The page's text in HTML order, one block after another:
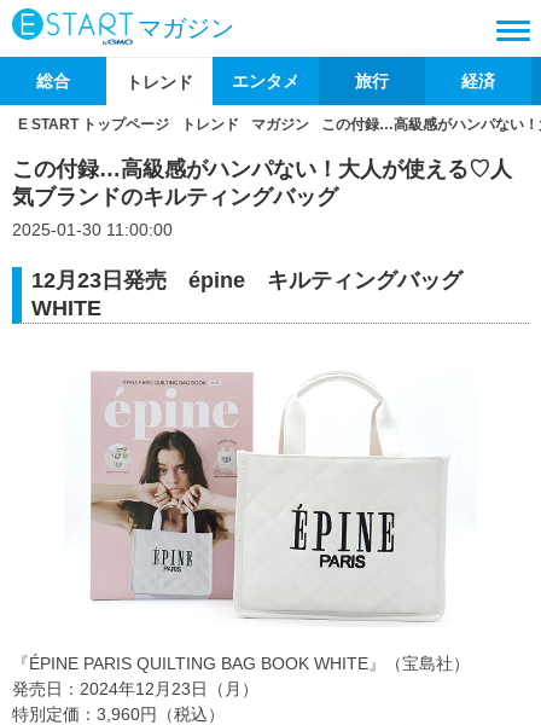
マガジン
総合 トレンド エンタメ 旅行 経済
E START トップページ トレンド マガジン この付録…高級感がハンパない
この付録…高級感がハンパない！大人が使える♡人
気ブランドのキルティングバッグ
2025-01-30 11:00:00
12月23日発売 épine キルティングバッグ
WHITE
『ÉPINE PARIS QUILTING BAG BOOK WHITE』（宝島社）
発売日：2024年12月23日（月）
特別定価：3,960円（税込）